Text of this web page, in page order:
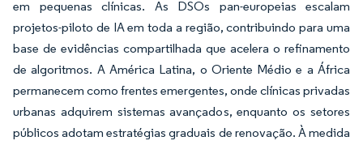
em pequenas clínicas. As DSOs pan-europeias escalam
projetos-piloto de IA em toda a região, contribuindo para uma
base de evidências compartilhada que acelera o refinamento
de algoritmos. A América Latina, o Oriente Médio e a África
permanecem como frentes emergentes, onde clínicas privadas
urbanas adquirem sistemas avançados, enquanto os setores
públicos adotam estratégias graduais de renovação. À medida